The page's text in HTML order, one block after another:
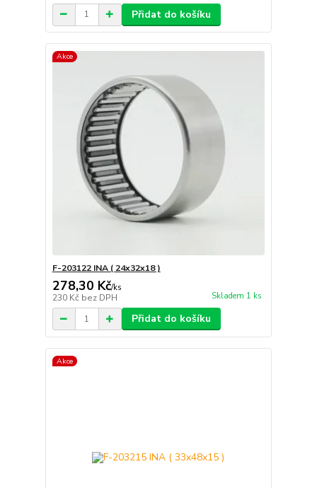
Přidat do košíku
Akce
F-203122 INA ( 24x32x18 )
278,30 Kč/ks
230 Kč bez DPH Skladem 1 ks
Přidat do košíku
Akce